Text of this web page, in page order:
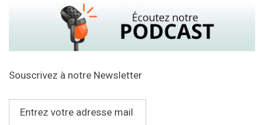
Souscrivez à notre Newsletter